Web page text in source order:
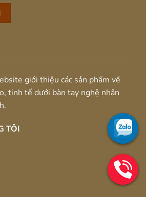
giới thiệu các sản phẩm về
tinh tế dưới bàn tay nghệ nhân
TÔI